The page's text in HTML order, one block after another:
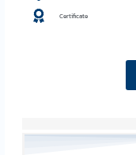
Certificate